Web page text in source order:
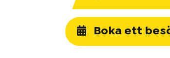
Boka ett